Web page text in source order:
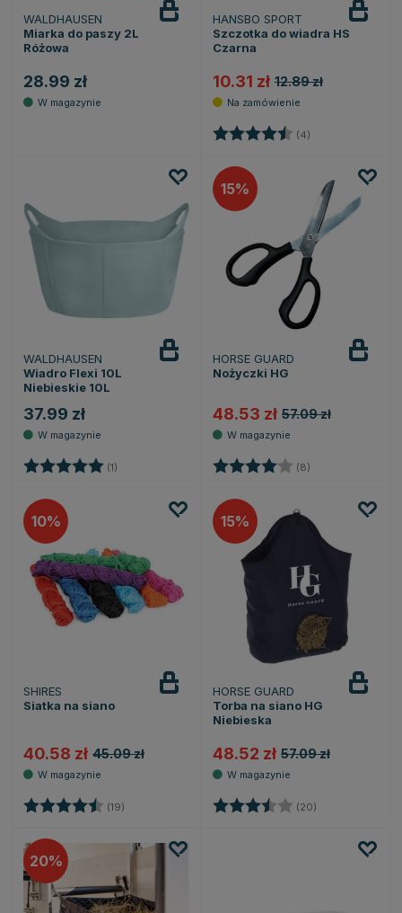
WALDHAUSEN
Miarka do paszy 2L
Różowa
28.99 zł
HANSBO SPORT
Szczotka do wiadra HS
Czarna
10.31 zł 12.89 zł
Ocena: (4)
WALDHAUSEN
Wiadro Flexi 10L
Niebieskie 10L
37.99 zł
Ocena: (1)
15
HORSE GUARD
Nożyczki HG
48.53 zł 57.09 zł
Ocena: (8)
10
SHIRES
Siatka na siano
40.58 zł 45.09 zł
Ocena: (19) 4.2 na 5 gwiazdek
15
HORSE GUARD
Torba na siano HG
Niebieska
48.52 zł 57.09 zł
Ocena: (20)
20